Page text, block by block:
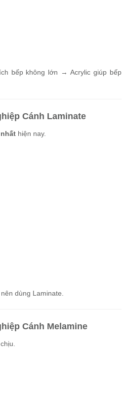
bếp không lớn → Acrylic giúp bếp
Cánh Laminate
hiện nay.
dùng Laminate.
Cánh Melamine